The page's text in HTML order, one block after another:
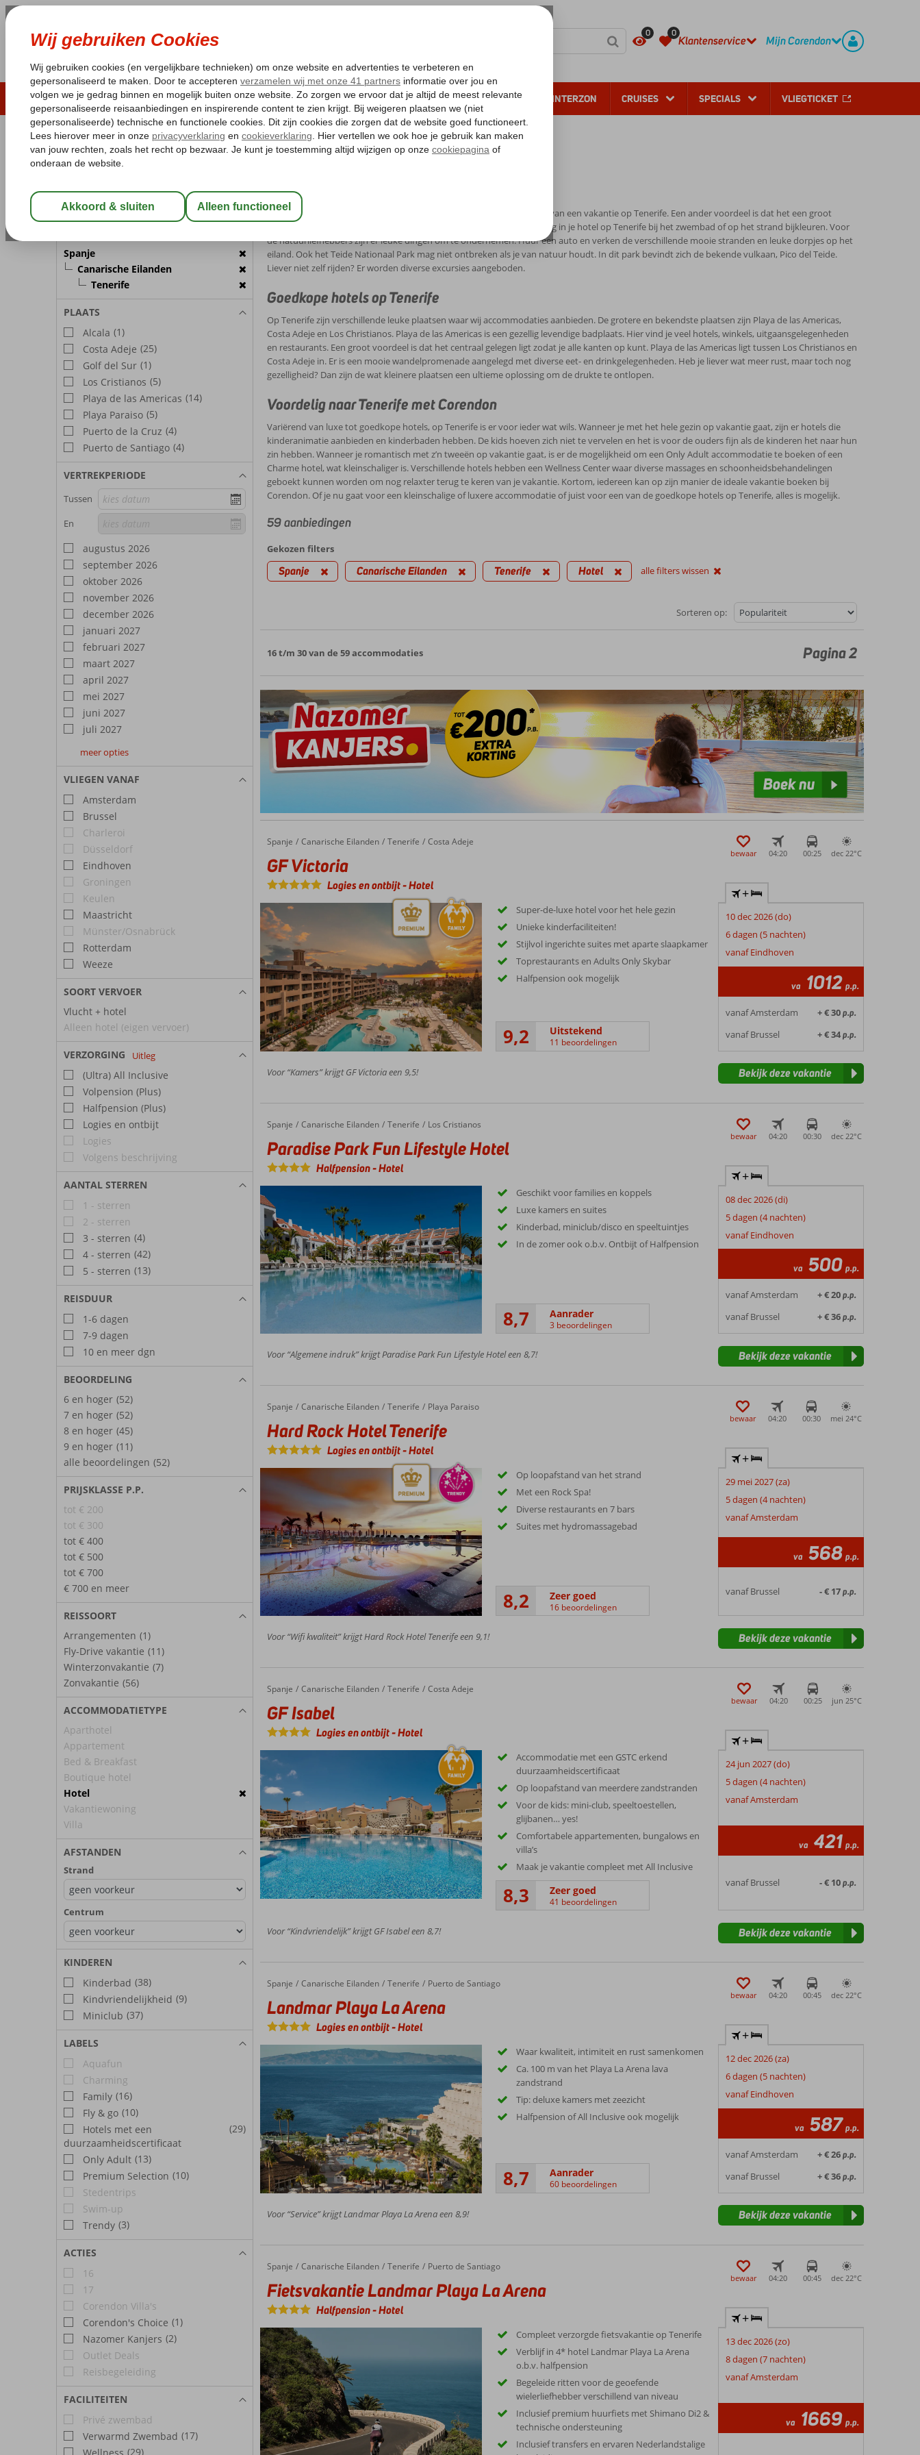
0 0
Klantenservice Mijn Corendon
LAST MINUTE ZOMER 2026 ZONVAKANTIE VERRE REIZEN ALL INCLUSIVE WINTERZON CRUISES SPECIALS VLIEGTICKET
Pakketgarantie Laagsteprijsgarantie* Gratis annuleren*
REISGEZELSCHAP
Wijzig Reisgezelschap
Spanje
Canarische Eilanden
Tenerife
PLAATS
Alcala (1)
Costa Adeje (25)
Golf del Sur (1)
Los Cristianos (5)
Playa de las Americas (14)
Playa Paraiso (5)
Puerto de la Cruz (4)
Puerto de Santiago (4)
VERTREKPERIODE
Tussen
En
augustus 2026
september 2026
oktober 2026
november 2026
december 2026
januari 2027
februari 2027
maart 2027
april 2027
mei 2027
juni 2027
juli 2027
augustus
2027
september
2027
oktober
2027
meer opties
VLIEGEN VANAF
Amsterdam
Brussel
Charleroi
Düsseldorf
Eindhoven
Groningen
Keulen
Maastricht
Münster/Osnabrück
Rotterdam
Weeze
SOORT VERVOER
Vlucht + hotel
Alleen hotel (eigen vervoer)
VERZORGING Uitleg
(Ultra) All Inclusive
Volpension (Plus)
Halfpension (Plus)
Logies en ontbijt
Logies
Volgens beschrijving
AANTAL STERREN
1 - sterren
2 - sterren
3 - sterren (4)
4 - sterren (42)
5 - sterren (13)
REISDUUR
1-6 dagen
7-9 dagen
10 en meer dgn
BEOORDELING
6 en hoger (52)
7 en hoger (52)
8 en hoger (45)
9 en hoger (11)
alle beoordelingen (52)
PRIJSKLASSE P.P.
tot € 200
tot € 300
tot € 400
tot € 500
tot € 700
€ 700 en meer
REISSOORT
Arrangementen (1)
Fly-Drive vakantie (11)
Winterzonvakantie (7)
Zonvakantie (56)
ACCOMMODATIETYPE
Aparthotel
Appartement
Bed & Breakfast
Boutique hotel
Hotel
Vakantiewoning
Villa
AFSTANDEN
Strand
Centrum
KINDEREN
Kinderbad (38)
Kindvriendelijkheid (9)
Miniclub (37)
LABELS
Aquafun
Charming
Family (16)
Fly & go (10)
Hotels met een
duurzaamheidscertificaat
(29)
Only Adult (13)
Premium Selection (10)
Stedentrips
Swim-up
Trendy (3)
ACTIES
16
17
Corendon Villa's
Corendon's Choice (1)
Nazomer Kanjers (2)
Outlet Deals
Reisbegeleiding
FACILITEITEN
Privé zwembad
Verwarmd Zwembad (17)
(29)
Hotels Tenerife
Door de aangename temperaturen kun je het hele jaar door genieten van een vakantie op Tenerife. Een ander voordeel is dat het een groot
eiland is waardoor je je niet hoeft te vervelen. Je kunt heerlijk dagenlang in je hotel op Tenerife bij het zwembad of op het strand bijkleuren. Voor
de natuurliefhebbers zijn er leuke dingen om te ondernemen. Huur een auto en verken de verschillende mooie stranden en leuke dorpjes op het
eiland. Ook het Teide Nationaal Park mag niet ontbreken als je van natuur houdt. In dit park bevindt zich de bekende vulkaan, Pico del Teide.
Liever niet zelf rijden? Er worden diverse excursies aangeboden.
Goedkope hotels op Tenerife
Op Tenerife zijn verschillende leuke plaatsen waar wij accommodaties aanbieden. De grotere en bekendste plaatsen zijn Playa de las Americas,
Costa Adeje en Los Christianos. Playa de las Americas is een gezellig levendige badplaats. Hier vind je veel hotels, winkels, uitgaansgelegenheden
en restaurants. Een groot voordeel is dat het centraal gelegen ligt zodat je alle kanten op kunt. Playa de las Americas ligt tussen Los Christianos en
Costa Adeje in. Er is een mooie wandelpromenade aangelegd met diverse eet- en drinkgelegenheden. Heb je liever wat meer rust, maar toch nog
gezelligheid? Dan zijn de wat kleinere plaatsen een ultieme oplossing om de drukte te ontlopen.
Voordelig naar Tenerife met Corendon
Variërend van luxe tot goedkope hotels, op Tenerife is er voor ieder wat wils. Wanneer je met het hele gezin op vakantie gaat, zijn er hotels die
kinderanimatie aanbieden en kinderbaden hebben. De kids hoeven zich niet te vervelen en het is voor de ouders fijn als de kinderen het naar hun
zin hebben. Wanneer je romantisch met z’n tweeën op vakantie gaat, is er de mogelijkheid om een Only Adult accommodatie te boeken of een
Charme hotel, wat kleinschaliger is. Verschillende hotels hebben een Wellness Center waar diverse massages en schoonheidsbehandelingen
geboekt kunnen worden om nog relaxter terug te keren van je vakantie. Kortom, iedereen kan op zijn manier de ideale vakantie boeken bij
Corendon. Of je nu gaat voor een kleinschalige of luxere accommodatie of juist voor een van de goedkope hotels op Tenerife, alles is mogelijk.
59 aanbiedingen
Gekozen filters
Spanje Canarische Eilanden Tenerife Hotel alle filters wissen
Sorteren op:
16 t/m 30 van de 59 accommodaties Pagina 2
Home
Spanje Canarische Eilanden Tenerife Costa Adeje
GF Victoria
GF Victoria
Logies en ontbijt-Hotel
bewaar 04:20 00:25 dec 22°C
Super-de-luxe hotel voor het hele gezin
Unieke kinderfaciliteiten!
Stijlvol ingerichte suites met aparte slaapkamer
Toprestaurants en Adults Only Skybar
Halfpension ook mogelijk
9,2 Uitstekend
11 beoordelingen
+
10 dec 2026 (do)
6 dagen (5 nachten)
vanaf Eindhoven
va 1012 p.p.
vanaf Amsterdam + € 30p.p.
vanaf Brussel + € 34p.p.
Voor “Kamers” krijgt GF Victoria een 9,5! Bekijk deze vakantie
Home
Spanje Canarische Eilanden Tenerife Los Cristianos
Paradise Park Fun Lifestyle Hotel
Paradise Park Fun Lifestyle Hotel
Halfpension-Hotel
bewaar 04:20 00:30 dec 22°C
Geschikt voor families en koppels
Luxe kamers en suites
Kinderbad, miniclub/disco en speeltuintjes
In de zomer ook o.b.v. Ontbijt of Halfpension
8,7 Aanrader
3 beoordelingen
+
08 dec 2026 (di)
5 dagen (4 nachten)
vanaf Eindhoven
va 500 p.p.
vanaf Amsterdam + € 20p.p.
vanaf Brussel + € 36p.p.
Voor “Algemene indruk” krijgt Paradise Park Fun Lifestyle Hotel een 8,7! Bekijk deze vakantie
Home
Spanje Canarische Eilanden Tenerife Playa Paraiso
Hard Rock Hotel Tenerife
Hard Rock Hotel Tenerife
Logies en ontbijt-Hotel
bewaar 04:20 00:30 mei 24°C
Op loopafstand van het strand
Met een Rock Spa!
Diverse restaurants en 7 bars
Suites met hydromassagebad
8,2 Zeer goed
16 beoordelingen
+
29 mei 2027 (za)
5 dagen (4 nachten)
vanaf Amsterdam
va 568 p.p.
vanaf Brussel - € 17p.p.
Voor “Wifi kwaliteit” krijgt Hard Rock Hotel Tenerife een 9,1! Bekijk deze vakantie
Home
Spanje Canarische Eilanden Tenerife Costa Adeje
GF Isabel
GF Isabel
Logies en ontbijt-Hotel
bewaar 04:20 00:25 jun 25°C
Accommodatie met een GSTC erkend
duurzaamheidscertificaat
Op loopafstand van meerdere zandstranden
Voor de kids: mini-club, speeltoestellen,
glijbanen… yes!
Comfortabele appartementen, bungalows en
villa’s
Maak je vakantie compleet met All Inclusive
8,3 Zeer goed
41 beoordelingen
+
24 jun 2027 (do)
5 dagen (4 nachten)
vanaf Amsterdam
va 421 p.p.
vanaf Brussel - € 10p.p.
Voor “Kindvriendelijk” krijgt GF Isabel een 8,7! Bekijk deze vakantie
Home
Spanje Canarische Eilanden Tenerife Puerto de Santiago
Landmar Playa La Arena
Landmar Playa La Arena
Logies en ontbijt-Hotel
bewaar 04:20 00:45 dec 22°C
Waar kwaliteit, intimiteit en rust samenkomen
Ca. 100 m van het Playa La Arena lava
zandstrand
Tip: deluxe kamers met zeezicht
Halfpension of All Inclusive ook mogelijk
8,7 Aanrader
60 beoordelingen
+
12 dec 2026 (za)
6 dagen (5 nachten)
vanaf Eindhoven
va 587 p.p.
vanaf Amsterdam + € 26p.p.
vanaf Brussel + € 36p.p.
Voor “Service” krijgt Landmar Playa La Arena een 8,9! Bekijk deze vakantie
Home
Spanje Canarische Eilanden Tenerife Puerto de Santiago
Fietsvakantie Landmar Playa La Arena
Fietsvakantie Landmar Playa La Arena
Halfpension-Hotel
bewaar 04:20 00:45 dec 22°C
Compleet verzorgde fietsvakantie op Tenerife
Verblijf in 4* hotel Landmar Playa La Arena
o.b.v. halfpension
Begeleide ritten voor de geoefende
wielerliefhebber verschillend van niveau
Inclusief premium huurfiets met Shimano Di2 &
technische ondersteuning
Inclusief transfers en ervaren Nederlandstalige
+
13 dec 2026 (zo)
8 dagen (7 nachten)
vanaf Amsterdam
va 1669 p.p.